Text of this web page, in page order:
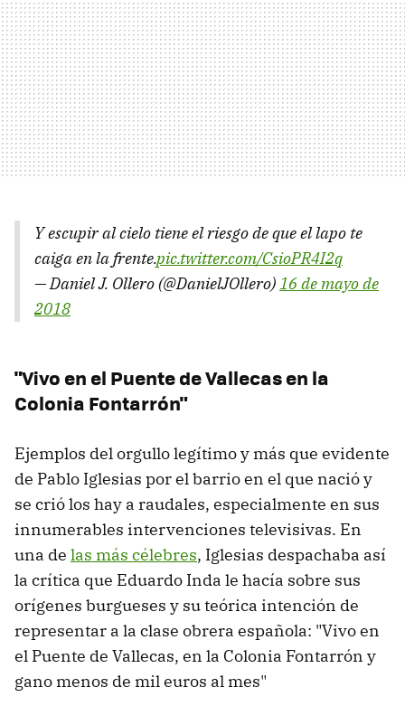
Y escupir al cielo tiene el riesgo de que el lapo te
caiga en la frente.pic.twitter.com/CsioPR4I2q
— Daniel J. Ollero (@DanielJOllero)16 de mayo de
2018
"Vivo en el Puente de Vallecas en la
Colonia Fontarrón"
Ejemplos del orgullo legítimo y más que evidente
de Pablo Iglesias por el barrio en el que nació y
se crió los hay a raudales, especialmente en sus
innumerables intervenciones televisivas. En
una de las más célebres, Iglesias despachaba así
la crítica que Eduardo Inda le hacía sobre sus
orígenes burgueses y su teórica intención de
representar a la clase obrera española: "Vivo en
el Puente de Vallecas, en la Colonia Fontarrón y
gano menos de mil euros al mes"